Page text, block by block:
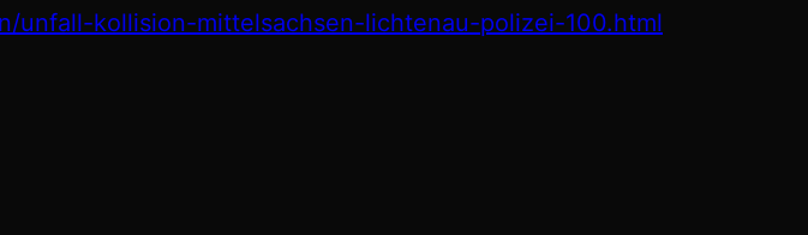
unfall-kollision-mittelsachsen-lichtenau-polizei-100.html